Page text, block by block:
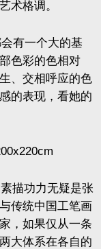
术格调。
有一个大的基
色彩的色相对
、交相呼应的色
的表现，看她的
描功力无疑是张
传统中国工笔画
，如果仅从一条
大体系在各自的